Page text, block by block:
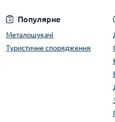
Популярне
Металошукачі
Туристичне спорядження